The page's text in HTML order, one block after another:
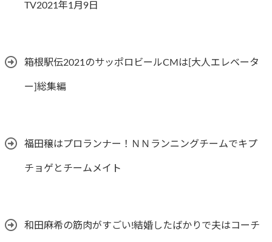
TV2021年1月9日
箱根駅伝2021のサッポロビールCMは[大人エレベータ
ー]総集編
福田穣はプロランナー！ＮＮランニングチームでキプ
チョゲとチームメイト
和田麻希の筋肉がすごい!結婚したばかりで夫はコーチ